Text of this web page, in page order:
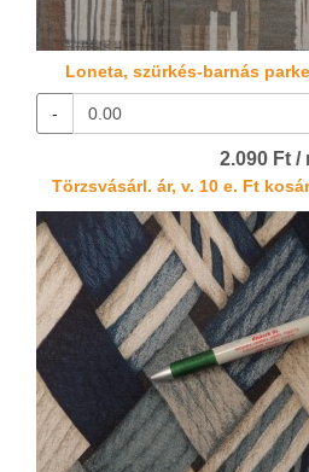
Loneta, szürkés-barnás
-
2.090 Ft /
Törzsvásárl. ár, v. 10 e. Ft